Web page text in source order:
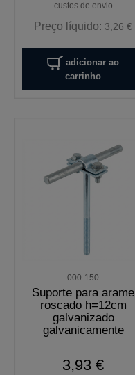
custos de envio
Preço líquido: 3,26 €
adicionar ao
carrinho
000-150
Suporte para arame
roscado h=12cm
galvanizado
galvanicamente
3,93 €